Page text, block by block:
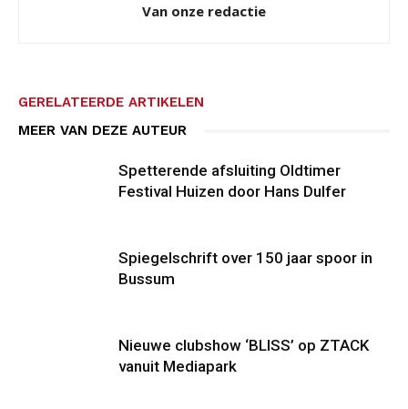
Van onze redactie
GERELATEERDE ARTIKELEN
MEER VAN DEZE AUTEUR
Spetterende afsluiting Oldtimer
Festival Huizen door Hans Dulfer
Spiegelschrift over 150 jaar spoor in
Bussum
Nieuwe clubshow ‘BLISS’ op ZTACK
vanuit Mediapark